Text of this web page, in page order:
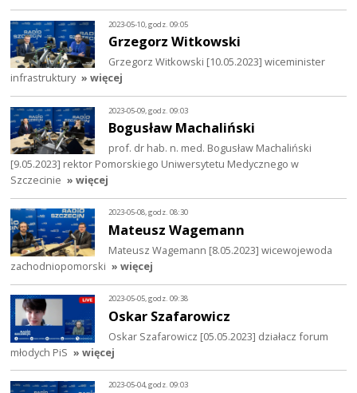
2023-05-10, godz. 09:05
Grzegorz Witkowski
Grzegorz Witkowski [10.05.2023] wiceminister
infrastruktury » więcej
2023-05-09, godz. 09:03
Bogusław Machaliński
prof. dr hab. n. med. Bogusław Machaliński
[9.05.2023] rektor Pomorskiego Uniwersytetu Medycznego w
Szczecinie » więcej
2023-05-08, godz. 08:30
Mateusz Wagemann
Mateusz Wagemann [8.05.2023] wicewojewoda
zachodniopomorski » więcej
2023-05-05, godz. 09:38
Oskar Szafarowicz
Oskar Szafarowicz [05.05.2023] działacz forum
młodych PiS » więcej
2023-05-04, godz. 09:03